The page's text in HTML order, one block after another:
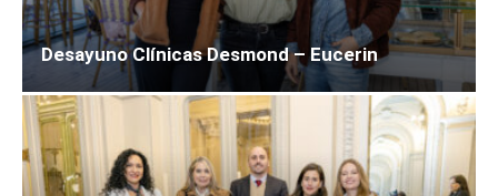
Desayuno Clínicas Desmond – Eucerin